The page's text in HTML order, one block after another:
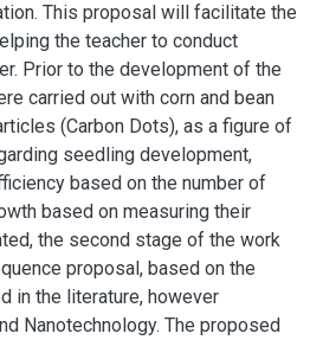
This proposal will facilitate the
the teacher to conduct
Prior to the development of the
carried out with corn and bean
(Carbon Dots), as a figure of
seedling development,
based on the number of
based on measuring their
the second stage of the work
proposal, based on the
in the literature, however
Nanotechnology. The proposed